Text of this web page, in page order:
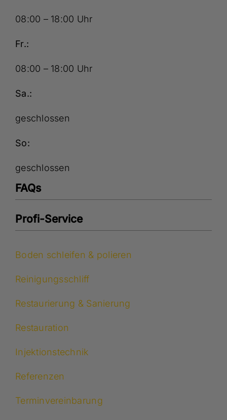
08:00 – 18:00 Uhr
Fr.:
08:00 – 18:00 Uhr
Sa.:
geschlossen
So:
geschlossen
FAQs
Profi-Service
Boden schleifen & polieren
Reinigungsschliff
Restaurierung & Sanierung
Restauration
Injektionstechnik
Referenzen
Terminvereinbarung